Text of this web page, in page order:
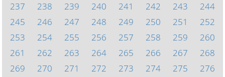
237
238 239 240 241 242 243
244
245
246 247 248 249 250 251
252
253
254 255 256 257 258 259
260
261
262 263 264 265 266 267
268
269
270 271 272 273 274 275
276